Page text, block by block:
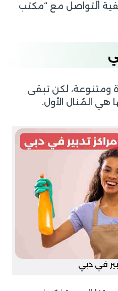
التواصل مع “مكتب
ومتنوعة، لكن تبقى
المُنال الأول.
في دبي